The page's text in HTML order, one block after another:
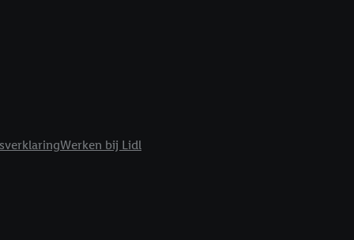
Werken bij Lidl